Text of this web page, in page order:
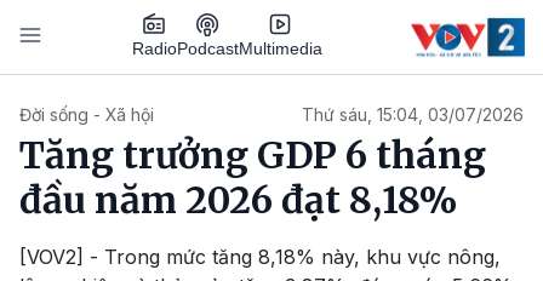
Nhảy đến nội dung
RadioPodcastMultimedia
Đời sống - Xã hội Thứ sáu, 15:04, 03/07/2026
Tăng trưởng GDP 6 tháng
đầu năm 2026 đạt 8,18%
[VOV2] - Trong mức tăng 8,18% này, khu vực nông,